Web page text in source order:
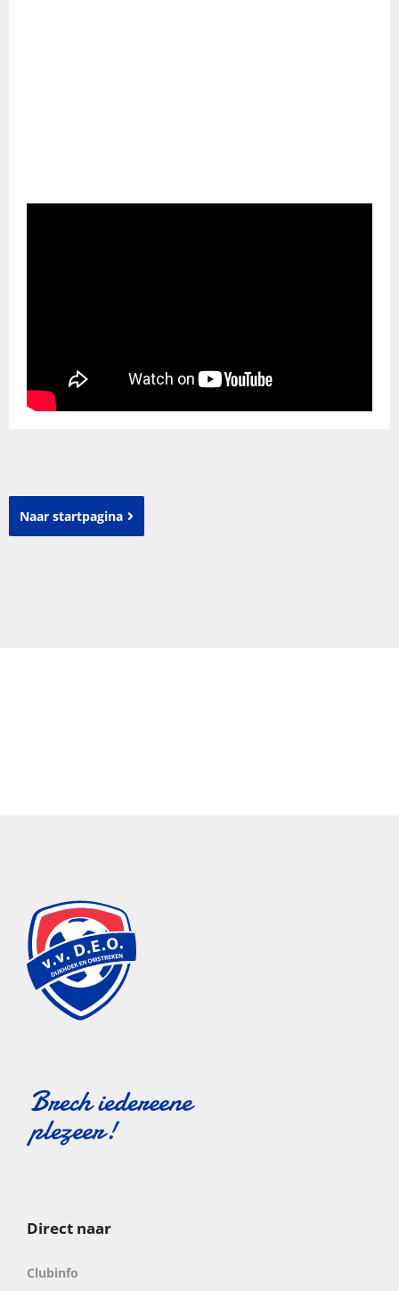
Naar startpagina
Direct naar
Clubinfo